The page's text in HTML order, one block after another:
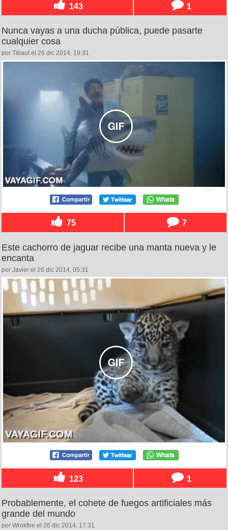
143 1
Nunca vayas a una ducha pública, puede pasarte
cualquier cosa
por Tibaut el 26 dic 2014, 19:31
75 7
Este cachorro de jaguar recibe una manta nueva y le
encanta
por Javier el 26 dic 2014, 05:31
123 1
Probablemente, el cohete de fuegos artificiales más
grande del mundo
por Wrokfire el 26 dic 2014, 17:31